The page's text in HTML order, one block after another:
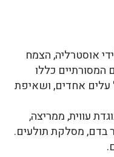
אוסטרליה, הצמח
כללו
עלים אחדים, ושאיפת
עווית, ממריצה,
בדם, מסלקת תולעים.